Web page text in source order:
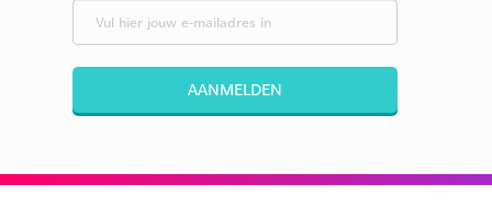
AANMELDEN